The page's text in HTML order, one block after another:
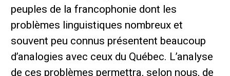
peuples de la francophonie dont les
problèmes linguistiques nombreux et
souvent peu connus présentent beaucoup
d’analogies avec ceux du Québec. L’analyse
de ces problèmes permettra, selon nous, de